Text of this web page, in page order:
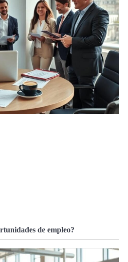
de empleo?